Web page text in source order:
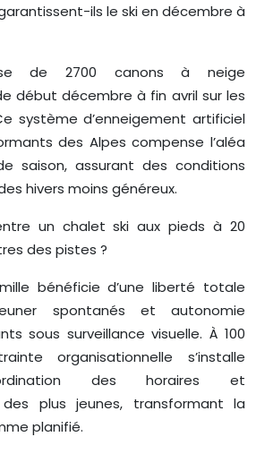
ils le ski en décembre à
de 2700 canons à neige
début décembre à fin avril sur les
système d’enneigement artificiel
des Alpes compense l’aléa
saison, assurant des conditions
hivers moins généreux.
un chalet ski aux pieds à 20
des pistes ?
bénéficie d’une liberté totale
spontanés et autonomie
sous surveillance visuelle. À 100
organisationnelle s’installe
des horaires et
plus jeunes, transformant la
planifié.